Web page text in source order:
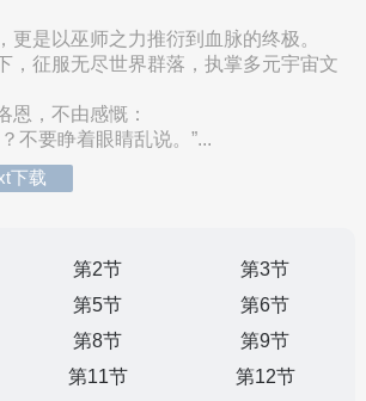
更是以巫师之力推衍到血脉的终极。
，征服无尽世界群落，执掌多元宇宙文
恩，不由感慨：
不要睁着眼睛乱说。”...
下载
第2节
第3节
第5节
第6节
第8节
第9节
第11节
第12节